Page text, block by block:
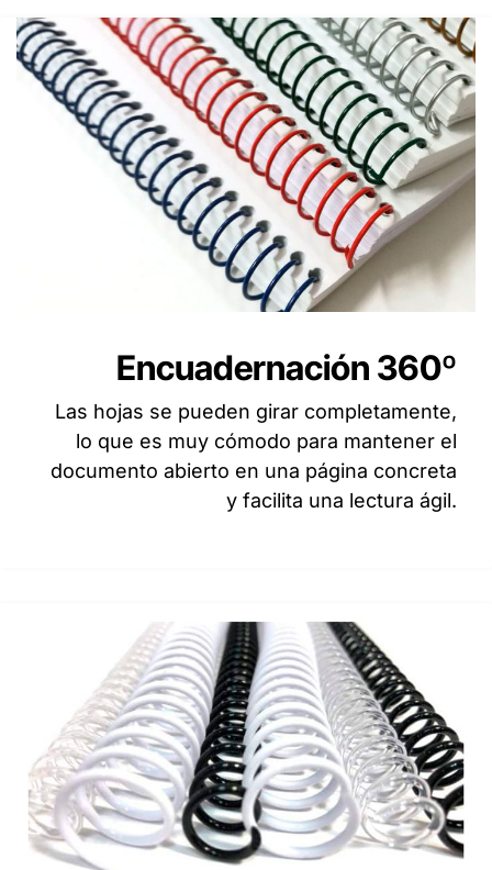
Encuadernación 360º
Las hojas se pueden girar completamente,
lo que es muy cómodo para mantener el
documento abierto en una página concreta
y facilita una lectura ágil.